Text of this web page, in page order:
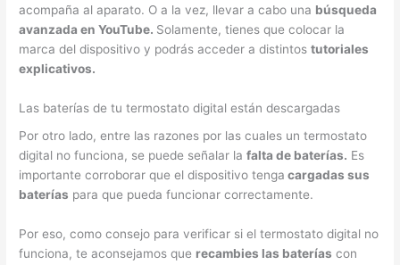
acompaña al aparato. O a la vez, llevar a cabo una búsqueda
avanzada en YouTube. Solamente, tienes que colocar la
marca del dispositivo y podrás acceder a distintostutoriales
explicativos.
Las baterías de tu termostato digital están descargadas
Por otro lado, entre las razones por las cuales un termostato
digital no funciona, se puede señalar lafalta de baterías. Es
importante corroborar que el dispositivo tenga cargadas sus
baterías para que pueda funcionar correctamente.
Por eso, como consejo para verificar si el termostato digital no
funciona, te aconsejamos que recambies las baterías con